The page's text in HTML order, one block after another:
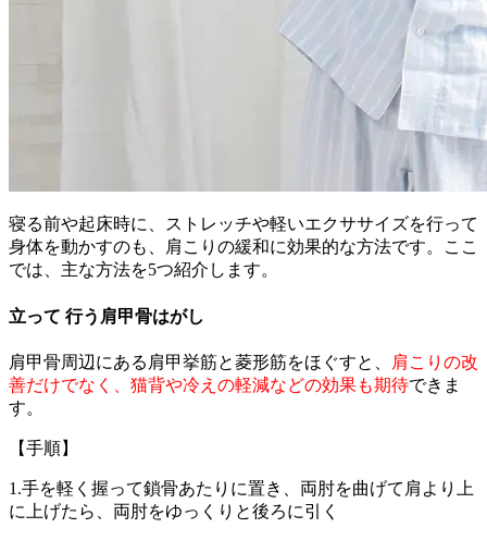
寝る前や起床時に、ストレッチや軽いエクササイズを行って
身体を動かすのも、肩こりの緩和に効果的な方法です。ここ
では、主な方法を5つ紹介します。
立って 行う肩甲骨はがし
肩甲骨周辺にある肩甲挙筋と菱形筋をほぐすと、
肩こりの改
善だけでなく、猫背や冷えの軽減などの効果も期待できま
す。
【手順】
1.手を軽く握って鎖骨あたりに置き、両肘を曲げて肩より上
に上げたら、両肘をゆっくりと後ろに引く